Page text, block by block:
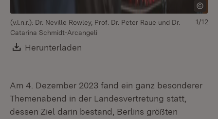
(v.l.n.r.): Dr. Neville Rowley, Prof. Dr. Peter Raue und Dr.
Catarina Schmidt-Arcangeli
Download:
Herunterladen
1/12
Am 4. Dezember 2023 fand ein ganz besonderer
Themenabend in der Landesvertretung statt,
dessen Ziel darin bestand, Berlins größten